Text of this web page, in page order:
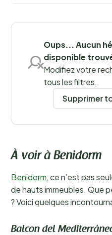
dynamique lors de leur
Oups... Aucun
disponible
Modifiez votre
tous les filtres.
Supprimer
À voir à Benidorm
Benidorm, ce n’est pas
de hauts immeubles. Que
? Voici quelques
Balcon del